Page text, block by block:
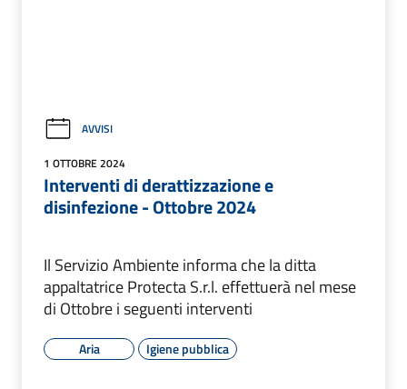
AVVISI
1 OTTOBRE 2024
Interventi di derattizzazione e
disinfezione - Ottobre 2024
Il Servizio Ambiente informa che la ditta
appaltatrice Protecta S.r.l. effettuerà nel mese
di Ottobre i seguenti interventi
Aria Igiene pubblica